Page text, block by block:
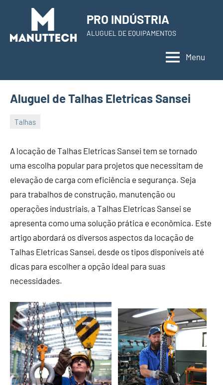
content
PRO INDÚSTRIA
ALUGUEL DE EQUIPAMENTOS
Menu
Aluguel de Talhas Eletricas Sansei
Talhas
November
de
2023
A locação de Talhas Eletricas Sansei tem se tornado
uma escolha popular para projetos que necessitam de
elevação de carga com eficiência e segurança. Seja
para trabalhos de construção, manutenção ou
operações industriais, a Talhas Eletricas Sansei se
apresenta como uma solução prática e econômica. Este
artigo abordará os diversos aspectos da locação de
Talhas Eletricas Sansei, desde os tipos disponíveis até
dicas para escolher a opção ideal para suas
necessidades.